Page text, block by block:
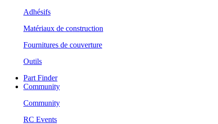
Adhésifs
Matériaux de construction
Fournitures de couverture
Outils
Part Finder
Community
Community
RC Events